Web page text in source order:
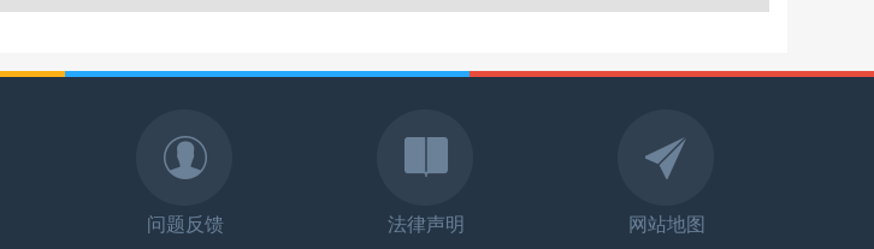
问题反馈 法律声明 网站地图